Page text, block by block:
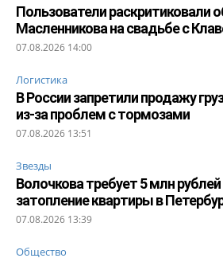
Пользователи раскритиковали
Масленникова на свадьбе с
07.08.2026 14:00
Логистика
В России запретили продажу
из-за проблем с тормозами
07.08.2026 13:51
Звезды
Волочкова требует 5 млн рублей
затопление квартиры в
07.08.2026 13:39
Общество